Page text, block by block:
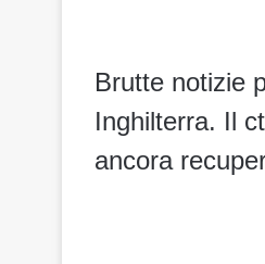
Brutte notizie
Inghilterra. Il
ancora